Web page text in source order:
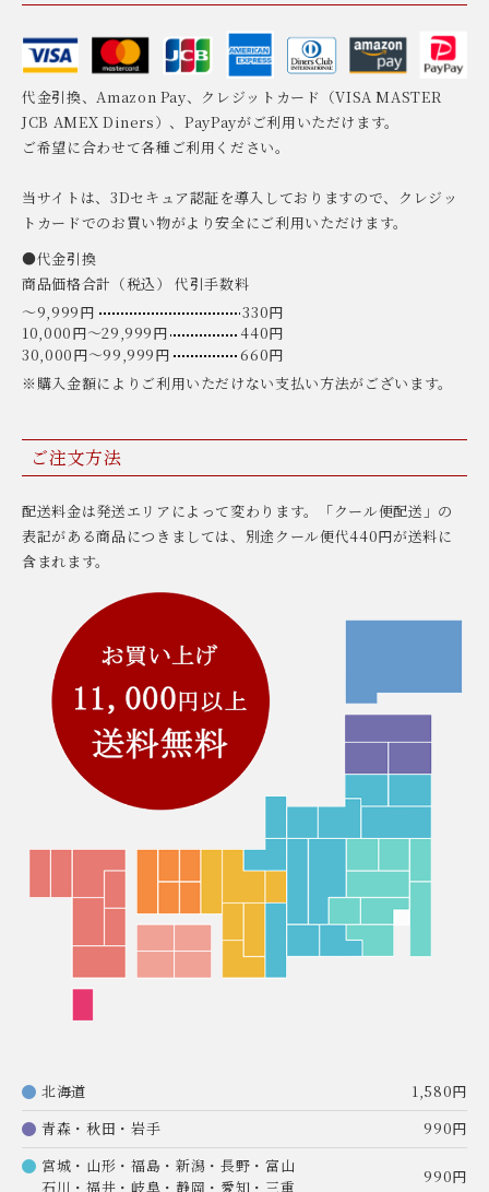
代金引換、Amazon Pay、クレジットカード（VISA MASTER
JCB AMEX Diners）、PayPayがご利用いただけます。
ご希望に合わせて各種ご利用ください。
当サイトは、3Dセキュア認証を導入しておりますので、クレジッ
トカードでのお買い物がより安全にご利用いただけます。
●代金引換
商品価格合計（税込） 代引手数料
〜9,999円
330円
10,000円〜29,999円
440円
30,000円〜99,999円
660円
※購入金額によりご利用いただけない支払い方法がございます。
ご注文方法
配送料金は発送エリアによって変わります。「クール便配送」の
表記がある商品につきましては、別途クール便代440円が送料に
含まれます。
北海道
1,580円
青森・秋田・岩手
990円
宮城・山形・福島・新潟・長野・富山
石川・福井・岐阜・静岡・愛知・三重
990円